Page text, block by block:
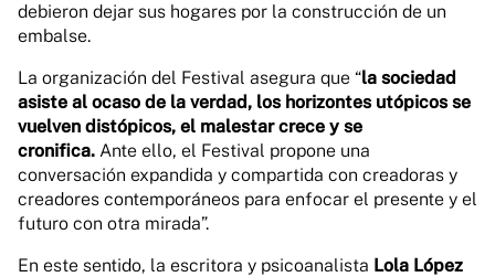
debieron dejar sus hogares por la construcción de un
embalse.
La organización del Festival asegura que “la sociedad
asiste al ocaso de la verdad, los horizontes utópicos se
vuelven distópicos, el malestar crece y se
cronifica. Ante ello, el Festival propone una
conversación expandida y compartida con creadoras y
creadores contemporáneos para enfocar el presente y el
futuro con otra mirada”.
En este sentido, la escritora y psicoanalista Lola López